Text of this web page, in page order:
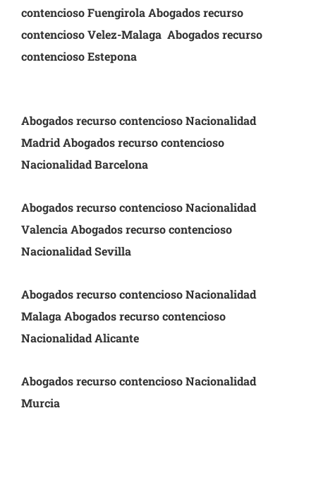
contencioso Fuengirola Abogados recurso
contencioso Velez-Malaga Abogados recurso
contencioso Estepona
Abogados recurso contencioso Nacionalidad
MadridAbogados recurso contencioso
Nacionalidad Barcelona
Abogados recurso contencioso Nacionalidad
ValenciaAbogados recurso contencioso
Nacionalidad Sevilla
Abogados recurso contencioso Nacionalidad
MalagaAbogados recurso contencioso
Nacionalidad Alicante
Abogados recurso contencioso Nacionalidad
Murcia